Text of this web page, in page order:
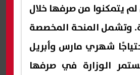
لم يتمكنوا من صرفها خلال
وتشمل المنحة المخصصة
شهري مارس وأبريل
تستمر الوزارة في صرفها